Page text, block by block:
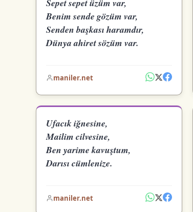
Sepet sepet üzüm var,
Benim sende gözüm var,
Senden başkası haramdır,
Dünya ahiret sözüm var.
maniler.net
Ufacık iğnesine,
Mailim cilvesine,
Ben yarime kavuştum,
Darısı cümlenize.
maniler.net